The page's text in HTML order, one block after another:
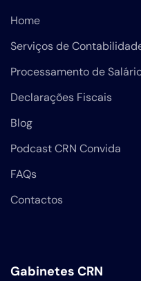
Home
Serviços de
Processamento de
Declarações Fiscais
Blog
Podcast CRN Convida
FAQs
Contactos
Gabinetes CRN